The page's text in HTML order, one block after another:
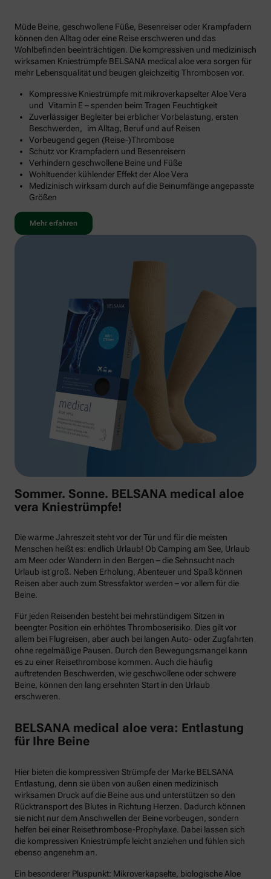
Müde Beine, geschwollene Füße, Besenreiser oder Krampfadern
können den Alltag oder eine Reise erschweren und das
Wohlbefinden beeinträchtigen. Die kompressiven und medizinisch
wirksamen Kniestrümpfe BELSANA medical aloe vera sorgen für
mehr Lebensqualität und beugen gleichzeitig Thrombosen vor.
Kompressive Kniestrümpfe mit mikroverkapselter Aloe Vera
und Vitamin E – spenden beim Tragen Feuchtigkeit
Zuverlässiger Begleiter bei erblicher Vorbelastung, ersten
Beschwerden, im Alltag, Beruf und auf Reisen
Vorbeugend gegen (Reise-)Thrombose
Schutz vor Krampfadern und Besenreisern
Verhindern geschwollene Beine und Füße
Wohltuender kühlender Effekt der Aloe Vera
Medizinisch wirksam durch auf die Beinumfänge angepasste
Größen
Mehr erfahren
Sommer. Sonne. BELSANA medical aloe
vera Kniestrümpfe!
Die warme Jahreszeit steht vor der Tür und für die meisten
Menschen heißt es: endlich Urlaub! Ob Camping am See, Urlaub
am Meer oder Wandern in den Bergen – die Sehnsucht nach
Urlaub ist groß. Neben Erholung, Abenteuer und Spaß können
Reisen aber auch zum Stressfaktor werden – vor allem für die
Beine.
Für jeden Reisenden besteht bei mehrstündigem Sitzen in
beengter Position ein erhöhtes Thromboserisiko. Dies gilt vor
allem bei Flugreisen, aber auch bei langen Auto- oder Zugfahrten
ohne regelmäßige Pausen. Durch den Bewegungsmangel kann
es zu einer Reisethrombose kommen. Auch die häufig
auftretenden Beschwerden, wie geschwollene oder schwere
Beine, können den lang ersehnten Start in den Urlaub
erschweren.
BELSANA medical aloe vera: Entlastung
für Ihre Beine
Hier bieten die kompressiven Strümpfe der Marke BELSANA
Entlastung, denn sie üben von außen einen medizinisch
wirksamen Druck auf die Beine aus und unterstützen so den
Rücktransport des Blutes in Richtung Herzen. Dadurch können
sie nicht nur dem Anschwellen der Beine vorbeugen, sondern
helfen bei einer Reisethrombose-Prophylaxe. Dabei lassen sich
die kompressiven Kniestrümpfe leicht anziehen und fühlen sich
ebenso angenehm an.
Ein besonderer Pluspunkt: Mikroverkapselte, biologische Aloe